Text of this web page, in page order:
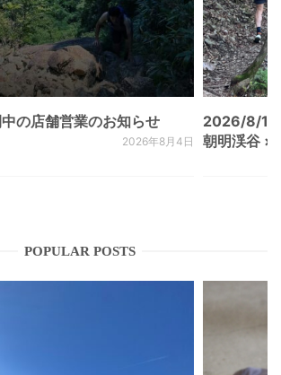
の店舗営業のお知らせ
2026年8月4日
2026/8/
朝明渓谷 ×
POPULAR POSTS